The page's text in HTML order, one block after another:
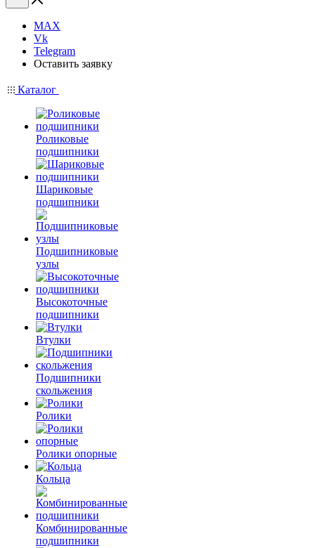
MAX
Vk
Telegram
Оставить заявку
Каталог
Роликовые
подшипники
Шариковые
подшипники
Подшипниковые
узлы
Высокоточные
подшипники
Втулки
Подшипники
скольжения
Ролики
Ролики опорные
Кольца
Комбинированные
подшипники